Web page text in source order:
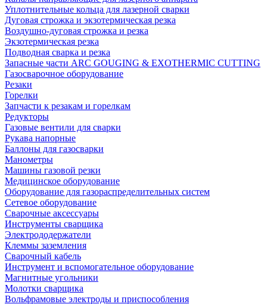
Уплотнительные кольца для лазерной сварки
Дуговая строжка и экзотермическая резка
Воздушно-дуговая строжка и резка
Экзотермическая резка
Подводная сварка и резка
Запасные части ARC GOUGING & EXOTHERMIC CUTTING
Газосварочное оборудование
Резаки
Горелки
Запчасти к резакам и горелкам
Редукторы
Газовые вентили для сварки
Рукава напорные
Баллоны для газосварки
Манометры
Машины газовой резки
Медицинское оборудование
Оборудование для газораспределительных систем
Сетевое оборудование
Сварочные аксессуары
Инструменты сварщика
Электрододержатели
Клеммы заземления
Сварочный кабель
Инструмент и вспомогательное оборудование
Магнитные угольники
Молотки сварщика
Вольфрамовые электроды и приспособления